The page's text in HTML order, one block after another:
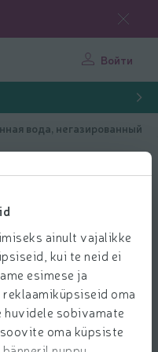
ainult vajalikke
kui te neid ei
esimese ja
oma
sobivamate
oma küpsiste
Войти
вода, негазированный